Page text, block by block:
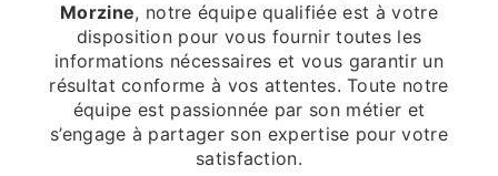
Morzine, notre équipe qualifiée est à votre
disposition pour vous fournir toutes les
informations nécessaires et vous garantir un
résultat conforme à vos attentes. Toute notre
équipe est passionnée par son métier et
s’engage à partager son expertise pour votre
satisfaction.